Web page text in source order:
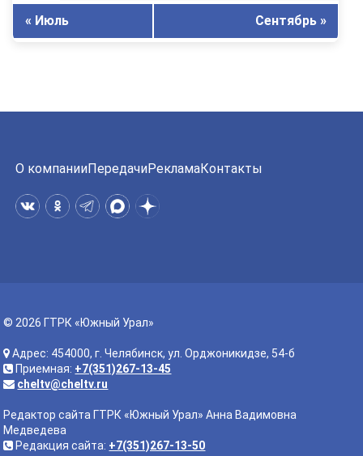
« Июль Сентябрь »
О компанииПередачиРекламаКонтакты
© 2026 ГТРК «Южный Урал»
Адрес: 454000, г. Челябинск, ул. Орджоникидзе, 54-б
Приемная: +7(351)267-13-45
cheltv@cheltv.ru
Редактор сайта ГТРК «Южный Урал» Анна Вадимовна
Медведева
Редакция сайта: +7(351)267-13-50